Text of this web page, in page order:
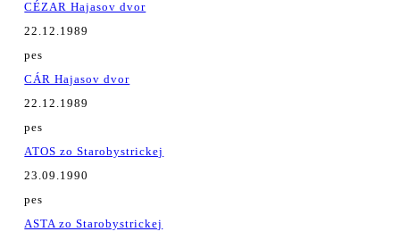
CÉZAR Hajasov dvor
22.12.1989
pes
CÁR Hajasov dvor
22.12.1989
pes
ATOS zo Starobystrickej
23.09.1990
pes
ASTA zo Starobystrickej